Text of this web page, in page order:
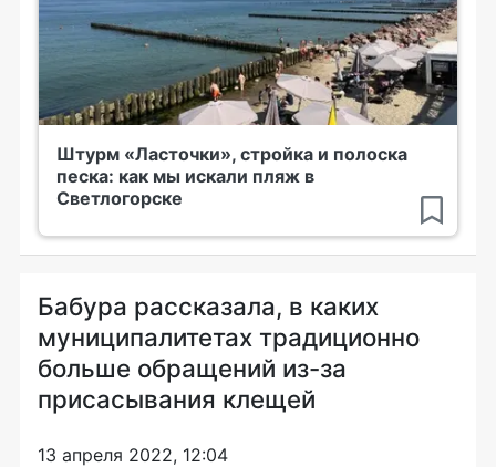
Штурм «Ласточки», стройка и полоска
песка: как мы искали пляж в
Светлогорске
Бабура рассказала, в каких
муниципалитетах традиционно
больше обращений из-за
присасывания клещей
13 апреля 2022, 12:04